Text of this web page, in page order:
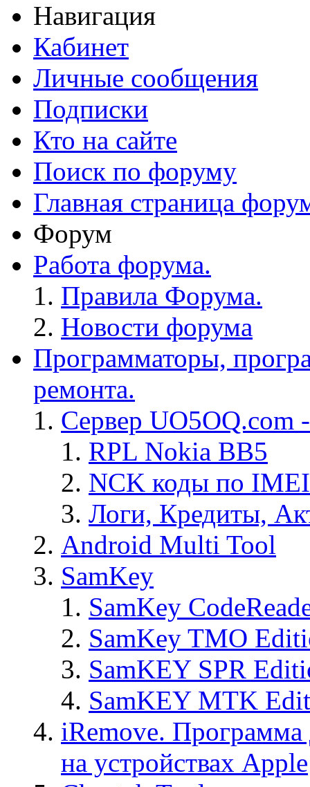
Навигация
Кабинет
Личные сообщения
Подписки
Кто на сайте
Поиск по форуму
Главная страница
Форум
Работа форума.
Правила Форума.
Новости форума
Программаторы,
ремонта.
Сервер
RPL Nokia BB5
NCK коды по IMEI
Логи, Кредиты,
Android Multi Tool
SamKey
SamKey
SamKey TMO
SamKEY SPR
SamKEY MTK
iRemove. Программа
на устройствах Apple